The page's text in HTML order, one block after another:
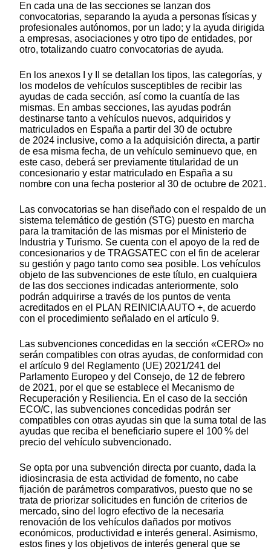
En cada una de las secciones se lanzan dos
convocatorias, separando la ayuda a personas físicas y
profesionales autónomos, por un lado; y la ayuda dirigida
a empresas, asociaciones y otro tipo de entidades, por
otro, totalizando cuatro convocatorias de ayuda.
En los anexos I y II se detallan los tipos, las categorías, y
los modelos de vehículos susceptibles de recibir las
ayudas de cada sección, así como la cuantía de las
mismas. En ambas secciones, las ayudas podrán
destinarse tanto a vehículos nuevos, adquiridos y
matriculados en España a partir del 30 de octubre
de 2024 inclusive, como a la adquisición directa, a partir
de esa misma fecha, de un vehículo seminuevo que, en
este caso, deberá ser previamente titularidad de un
concesionario y estar matriculado en España a su
nombre con una fecha posterior al 30 de octubre de 2021.
Las convocatorias se han diseñado con el respaldo de un
sistema telemático de gestión (STG) puesto en marcha
para la tramitación de las mismas por el Ministerio de
Industria y Turismo. Se cuenta con el apoyo de la red de
concesionarios y de TRAGSATEC con el fin de acelerar
su gestión y pago tanto como sea posible. Los vehículos
objeto de las subvenciones de este título, en cualquiera
de las dos secciones indicadas anteriormente, solo
podrán adquirirse a través de los puntos de venta
acreditados en el PLAN REINICIA AUTO +, de acuerdo
con el procedimiento señalado en el artículo 9.
Las subvenciones concedidas en la sección «CERO» no
serán compatibles con otras ayudas, de conformidad con
el artículo 9 del Reglamento (UE) 2021/241 del
Parlamento Europeo y del Consejo, de 12 de febrero
de 2021, por el que se establece el Mecanismo de
Recuperación y Resiliencia. En el caso de la sección
ECO/C, las subvenciones concedidas podrán ser
compatibles con otras ayudas sin que la suma total de las
ayudas que reciba el beneficiario supere el 100 % del
precio del vehículo subvencionado.
Se opta por una subvención directa por cuanto, dada la
idiosincrasia de esta actividad de fomento, no cabe
fijación de parámetros comparativos, puesto que no se
trata de priorizar solicitudes en función de criterios de
mercado, sino del logro efectivo de la necesaria
renovación de los vehículos dañados por motivos
económicos, productividad e interés general. Asimismo,
estos fines y los objetivos de interés general que se